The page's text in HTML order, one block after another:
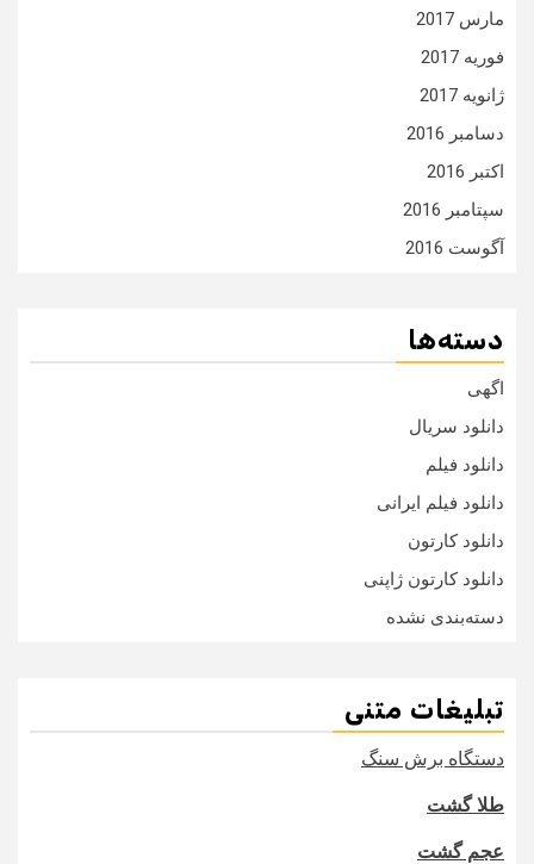
مارس 2017
فوریه 2017
ژانویه 2017
دسامبر 2016
اکتبر 2016
سپتامبر 2016
آگوست 2016
دسته‌ها
اگهی
دانلود سریال
دانلود فیلم
دانلود فیلم ایرانی
دانلود کارتون
دانلود کارتون ژاپنی
دسته‌بندی نشده
تبلیغات متنی
دستگاه برش سنگ
طلا گشت
عجم گشت